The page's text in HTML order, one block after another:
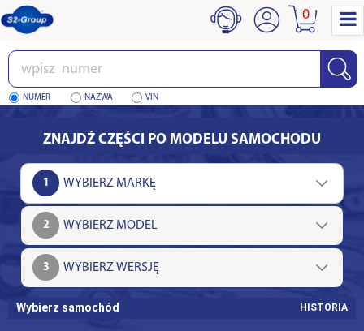
Wpisz
numer
NUMER NAZWA VIN
0
ZNAJDŹ CZĘŚCI PO MODELU SAMOCHODU
1
2
3
Wybierz samochód HISTORIA